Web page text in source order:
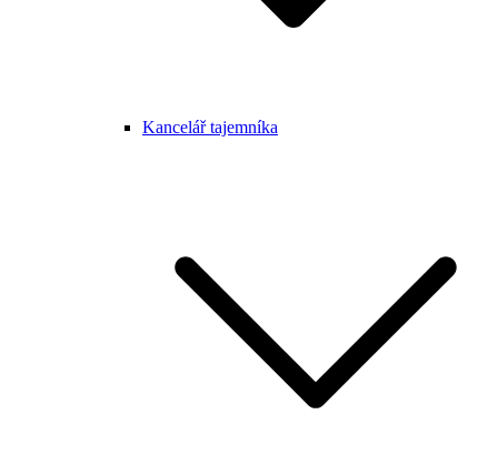
Kancelář tajemníka